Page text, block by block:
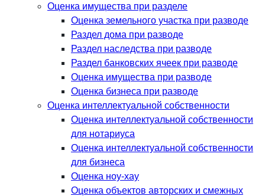
Оценка имущества при разделе
Оценка земельного участка при разводе
Раздел дома при разводе
Раздел наследства при разводе
Раздел банковских ячеек при разводе
Оценка имущества при разводе
Оценка бизнеса при разводе
Оценка интеллектуальной собственности
Оценка интеллектуальной собственности
для нотариуса
Оценка интеллектуальной собственности
для бизнеса
Оценка ноу-хау
Оценка объектов авторских и смежных